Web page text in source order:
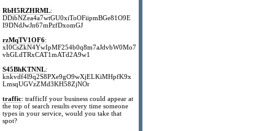
RbH5RZHRML:
DDibNZea4a7wtGU0xiToOFiipmBGe81O9E
I9DNdJwJn67mPzfDxomGJ
rzMqTV1OF6:
xI0CsZkN4YwIpMF254b0q8m7aJdvbW0Mo7
vhGLdTRxCAT1mATd2A9w1
S45BhKTNNL:
knkvdf4l9q2S8PXe9gO9wXjELKiMHpfK9x
LmsqUGVzZMd3KH58ZjNOr
traffic: trafficIf your business could appear at
the top of search results every time someone
types in your service, would you take that
spot?